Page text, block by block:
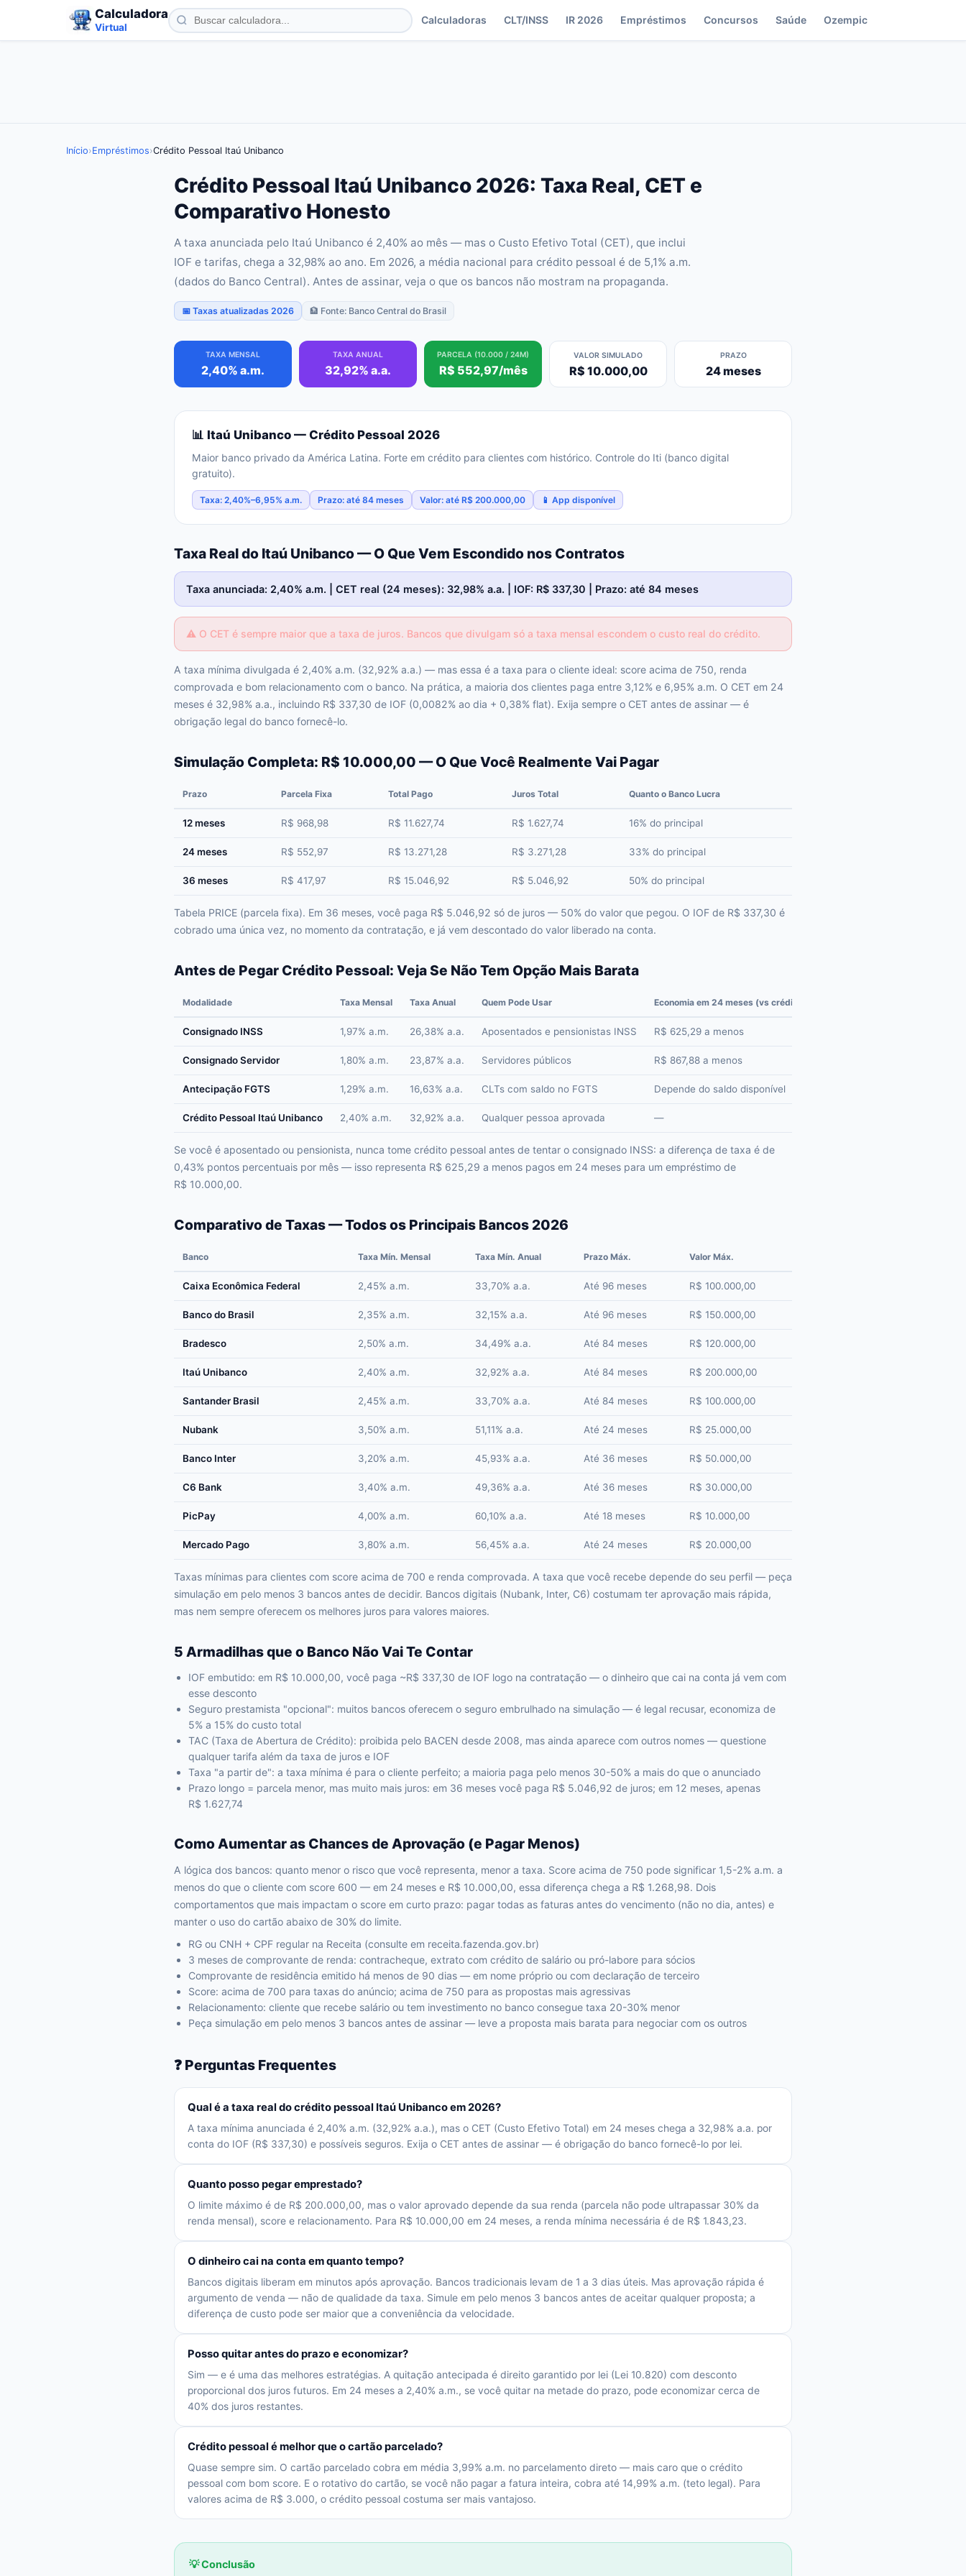
Calculadora
Virtual
Calculadoras CLT/INSS IR 2026 Empréstimos Concursos Saúde Ozempic
Início›Empréstimos›Crédito Pessoal Itaú Unibanco
Crédito Pessoal Itaú Unibanco 2026: Taxa Real, CET e
Comparativo Honesto
A taxa anunciada pelo Itaú Unibanco é 2,40% ao mês — mas o Custo Efetivo Total (CET), que inclui
IOF e tarifas, chega a 32,98% ao ano. Em 2026, a média nacional para crédito pessoal é de 5,1% a.m.
(dados do Banco Central). Antes de assinar, veja o que os bancos não mostram na propaganda.
📅 Taxas atualizadas 2026 🏦 Fonte: Banco Central do Brasil
TAXA MENSAL
2,40% a.m.
TAXA ANUAL
32,92% a.a.
PARCELA (10.000 / 24M)
R$ 552,97/mês
VALOR SIMULADO
R$ 10.000,00
PRAZO
24 meses
📊 Itaú Unibanco — Crédito Pessoal 2026
Maior banco privado da América Latina. Forte em crédito para clientes com histórico. Controle do Iti (banco digital
gratuito).
Taxa: 2,40%–6,95% a.m. Prazo: até 84 meses Valor: até R$ 200.000,00 📱 App disponível
Taxa Real do Itaú Unibanco — O Que Vem Escondido nos Contratos
Taxa anunciada: 2,40% a.m. | CET real (24 meses): 32,98% a.a. | IOF: R$ 337,30 | Prazo: até 84 meses
⚠️ O CET é sempre maior que a taxa de juros. Bancos que divulgam só a taxa mensal escondem o custo real do crédito.
A taxa mínima divulgada é 2,40% a.m. (32,92% a.a.) — mas essa é a taxa para o cliente ideal: score acima de 750, renda
comprovada e bom relacionamento com o banco. Na prática, a maioria dos clientes paga entre 3,12% e 6,95% a.m. O CET em 24
meses é 32,98% a.a., incluindo R$ 337,30 de IOF (0,0082% ao dia + 0,38% flat). Exija sempre o CET antes de assinar — é
obrigação legal do banco fornecê-lo.
Simulação Completa: R$ 10.000,00 — O Que Você Realmente Vai Pagar
Prazo Parcela Fixa Total Pago Juros Total Quanto o Banco Lucra
12 meses R$ 968,98 R$ 11.627,74 R$ 1.627,74 16% do principal
24 meses R$ 552,97 R$ 13.271,28 R$ 3.271,28 33% do principal
36 meses R$ 417,97 R$ 15.046,92 R$ 5.046,92 50% do principal
Tabela PRICE (parcela fixa). Em 36 meses, você paga R$ 5.046,92 só de juros — 50% do valor que pegou. O IOF de R$ 337,30 é
cobrado uma única vez, no momento da contratação, e já vem descontado do valor liberado na conta.
Antes de Pegar Crédito Pessoal: Veja Se Não Tem Opção Mais Barata
Modalidade Taxa Mensal Taxa Anual Quem Pode Usar Economia em 24 meses (vs crédito pessoal)
Consignado INSS 1,97% a.m. 26,38% a.a. Aposentados e pensionistas INSS R$ 625,29 a menos
Consignado Servidor 1,80% a.m. 23,87% a.a. Servidores públicos R$ 867,88 a menos
Antecipação FGTS 1,29% a.m. 16,63% a.a. CLTs com saldo no FGTS Depende do saldo disponível
Crédito Pessoal Itaú Unibanco 2,40% a.m. 32,92% a.a. Qualquer pessoa aprovada —
Se você é aposentado ou pensionista, nunca tome crédito pessoal antes de tentar o consignado INSS: a diferença de taxa é de
0,43% pontos percentuais por mês — isso representa R$ 625,29 a menos pagos em 24 meses para um empréstimo de
R$ 10.000,00.
Comparativo de Taxas — Todos os Principais Bancos 2026
Banco Taxa Mín. Mensal Taxa Mín. Anual Prazo Máx. Valor Máx.
Caixa Econômica Federal 2,45% a.m. 33,70% a.a. Até 96 meses R$ 100.000,00
Banco do Brasil 2,35% a.m. 32,15% a.a. Até 96 meses R$ 150.000,00
Bradesco 2,50% a.m. 34,49% a.a. Até 84 meses R$ 120.000,00
Itaú Unibanco 2,40% a.m. 32,92% a.a. Até 84 meses R$ 200.000,00
Santander Brasil 2,45% a.m. 33,70% a.a. Até 84 meses R$ 100.000,00
Nubank 3,50% a.m. 51,11% a.a. Até 24 meses R$ 25.000,00
Banco Inter 3,20% a.m. 45,93% a.a. Até 36 meses R$ 50.000,00
C6 Bank 3,40% a.m. 49,36% a.a. Até 36 meses R$ 30.000,00
PicPay 4,00% a.m. 60,10% a.a. Até 18 meses R$ 10.000,00
Mercado Pago 3,80% a.m. 56,45% a.a. Até 24 meses R$ 20.000,00
Taxas mínimas para clientes com score acima de 700 e renda comprovada. A taxa que você recebe depende do seu perfil — peça
simulação em pelo menos 3 bancos antes de decidir. Bancos digitais (Nubank, Inter, C6) costumam ter aprovação mais rápida,
mas nem sempre oferecem os melhores juros para valores maiores.
5 Armadilhas que o Banco Não Vai Te Contar
IOF embutido: em R$ 10.000,00, você paga ~R$ 337,30 de IOF logo na contratação — o dinheiro que cai na conta já vem com
esse desconto
Seguro prestamista "opcional": muitos bancos oferecem o seguro embrulhado na simulação — é legal recusar, economiza de
5% a 15% do custo total
TAC (Taxa de Abertura de Crédito): proibida pelo BACEN desde 2008, mas ainda aparece com outros nomes — questione
qualquer tarifa além da taxa de juros e IOF
Taxa "a partir de": a taxa mínima é para o cliente perfeito; a maioria paga pelo menos 30-50% a mais do que o anunciado
Prazo longo = parcela menor, mas muito mais juros: em 36 meses você paga R$ 5.046,92 de juros; em 12 meses, apenas
R$ 1.627,74
Como Aumentar as Chances de Aprovação (e Pagar Menos)
A lógica dos bancos: quanto menor o risco que você representa, menor a taxa. Score acima de 750 pode significar 1,5-2% a.m. a
menos do que o cliente com score 600 — em 24 meses e R$ 10.000,00, essa diferença chega a R$ 1.268,98. Dois
comportamentos que mais impactam o score em curto prazo: pagar todas as faturas antes do vencimento (não no dia, antes) e
manter o uso do cartão abaixo de 30% do limite.
RG ou CNH + CPF regular na Receita (consulte em receita.fazenda.gov.br)
3 meses de comprovante de renda: contracheque, extrato com crédito de salário ou pró-labore para sócios
Comprovante de residência emitido há menos de 90 dias — em nome próprio ou com declaração de terceiro
Score: acima de 700 para taxas do anúncio; acima de 750 para as propostas mais agressivas
Relacionamento: cliente que recebe salário ou tem investimento no banco consegue taxa 20-30% menor
Peça simulação em pelo menos 3 bancos antes de assinar — leve a proposta mais barata para negociar com os outros
❓ Perguntas Frequentes
Qual é a taxa real do crédito pessoal Itaú Unibanco em 2026?
A taxa mínima anunciada é 2,40% a.m. (32,92% a.a.), mas o CET (Custo Efetivo Total) em 24 meses chega a 32,98% a.a. por
conta do IOF (R$ 337,30) e possíveis seguros. Exija o CET antes de assinar — é obrigação do banco fornecê-lo por lei.
Quanto posso pegar emprestado?
O limite máximo é de R$ 200.000,00, mas o valor aprovado depende da sua renda (parcela não pode ultrapassar 30% da
renda mensal), score e relacionamento. Para R$ 10.000,00 em 24 meses, a renda mínima necessária é de R$ 1.843,23.
O dinheiro cai na conta em quanto tempo?
Bancos digitais liberam em minutos após aprovação. Bancos tradicionais levam de 1 a 3 dias úteis. Mas aprovação rápida é
argumento de venda — não de qualidade da taxa. Simule em pelo menos 3 bancos antes de aceitar qualquer proposta; a
diferença de custo pode ser maior que a conveniência da velocidade.
Posso quitar antes do prazo e economizar?
Sim — e é uma das melhores estratégias. A quitação antecipada é direito garantido por lei (Lei 10.820) com desconto
proporcional dos juros futuros. Em 24 meses a 2,40% a.m., se você quitar na metade do prazo, pode economizar cerca de
40% dos juros restantes.
Crédito pessoal é melhor que o cartão parcelado?
Quase sempre sim. O cartão parcelado cobra em média 3,99% a.m. no parcelamento direto — mais caro que o crédito
pessoal com bom score. E o rotativo do cartão, se você não pagar a fatura inteira, cobra até 14,99% a.m. (teto legal). Para
valores acima de R$ 3.000, o crédito pessoal costuma ser mais vantajoso.
💡 Conclusão